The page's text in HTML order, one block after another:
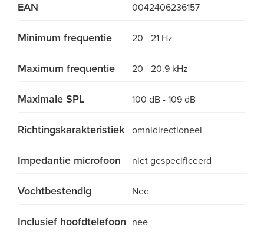
EAN 0042406236157
Minimum frequentie 20 - 21 Hz
Maximum frequentie 20 - 20.9 kHz
Maximale SPL 100 dB - 109 dB
Richtingskarakteristiek omnidirectioneel
Impedantie microfoon niet gespecificeerd
Vochtbestendig Nee
Inclusief hoofdtelefoon nee